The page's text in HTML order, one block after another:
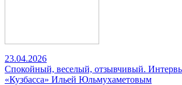
23.04.2026
Спокойный, веселый, отзывчивый.
«Кузбасса» Ильей Юльмухаметовым